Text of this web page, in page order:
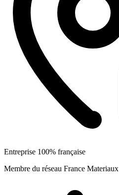
Entreprise 100% française
Membre du réseau France Materiaux